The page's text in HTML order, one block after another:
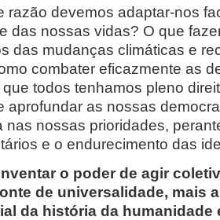
razão devemos adaptar-nos
das nossas vidas? O que
das mudanças climáticas e
combater eficazmente as
todos tenhamos pleno
aprofundar as nossas
nas nossas prioridades,
e o endurecimento das
o poder de agir
de universalidade, mais
da história da humanidade